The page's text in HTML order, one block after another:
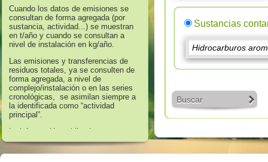
Cuando los datos de emisiones se
consultan de forma agregada (por
sustancia, actividad...) se muestran
en t/año y cuando se consultan a
nivel de instalación en kg/año.
Las emisiones y transferencias de
residuos totales, ya se consulten de
forma agregada, a nivel de
complejo/instalación o en las series
cronológicas, se asimilan siempre a
la identificada como “actividad
principal”.
La información publicada en
referencia a los años 2008 hasta
Sustancias
Buscar